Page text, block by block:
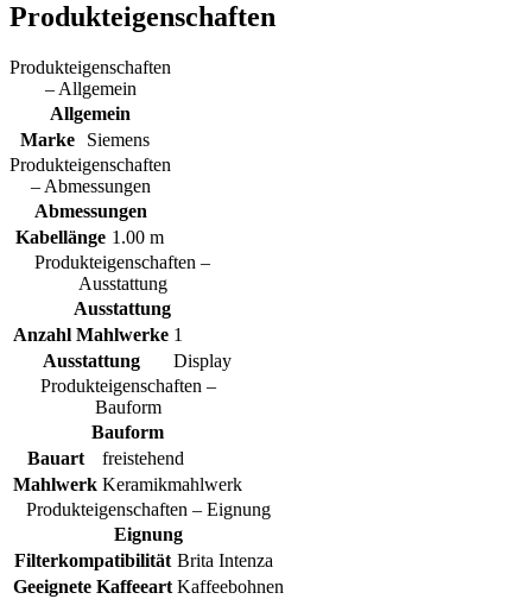
Produkteigenschaften
Produkteigenschaften
– Allgemein
Allgemein
Marke
Siemens
Produkteigenschaften
– Abmessungen
Abmessungen
Kabellänge 1.00 m
Produkteigenschaften –
Ausstattung
Ausstattung
Anzahl Mahlwerke 1
Ausstattung
Display
Produkteigenschaften –
Bauform
Bauform
Bauart
freistehend
Mahlwerk Keramikmahlwerk
Produkteigenschaften – Eignung
Eignung
Filterkompatibilität Brita Intenza
Geeignete Kaffeeart Kaffeebohnen